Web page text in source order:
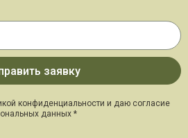
конфиденциальности и даю согласие
данных *